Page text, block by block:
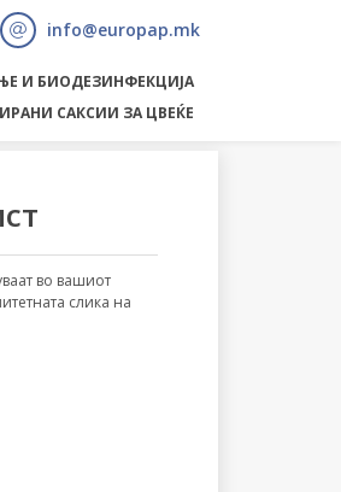
info@europap.mk
И БИОДЕЗИНФЕКЦИЈА
САКСИИ ЗА ЦВЕЌЕ
во вашиот
слика на